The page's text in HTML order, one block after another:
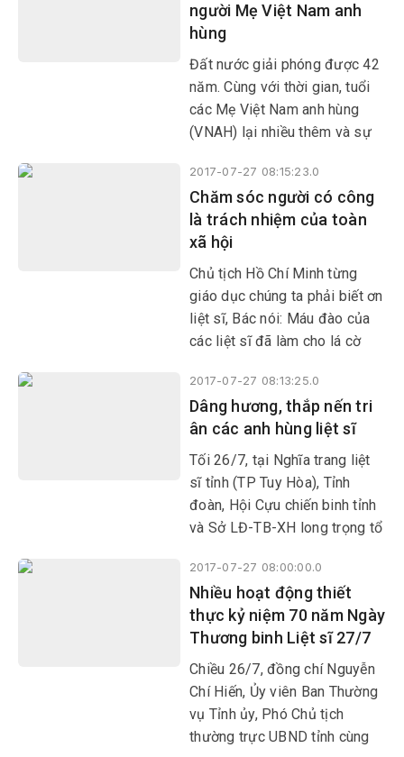
tác quan trọng này.
người Mẹ Việt Nam anh
hùng
Đất nước giải phóng được 42
năm. Cùng với thời gian, tuổi
các Mẹ Việt Nam anh hùng
(VNAH) lại nhiều thêm và sự
tỏa sáng với quê hương.
2017-07-27 08:15:23.0
Chăm sóc người có công
là trách nhiệm của toàn
xã hội
Chủ tịch Hồ Chí Minh từng
giáo dục chúng ta phải biết ơn
liệt sĩ, Bác nói: Máu đào của
các liệt sĩ đã làm cho lá cờ
hy sinh anh dũng của các liệt
sĩ đã chuẩn bị cho đất nước ta
nở hoa độc lập, kết quả tự do
2017-07-27 08:13:25.0
Dâng hương, thắp nến tri
ân các anh hùng liệt sĩ
Tối 26/7, tại Nghĩa trang liệt
sĩ tỉnh (TP Tuy Hòa), Tỉnh
đoàn, Hội Cựu chiến binh tỉnh
và Sở LĐ-TB-XH long trọng tổ
niệm 70 năm Ngày Thương
binh Liệt sĩ (27/7).
2017-07-27 08:00:00.0
Nhiều hoạt động thiết
thực kỷ niệm 70 năm Ngày
Thương binh Liệt sĩ 27/7
Chiều 26/7, đồng chí Nguyễn
Chí Hiến, Ủy viên Ban Thường
vụ Tỉnh ủy, Phó Chủ tịch
thường trực UBND tỉnh cùng